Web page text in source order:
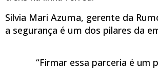
Silvia Mari Azuma, gerente da
a segurança é um dos pilares da
“Firmar essa parceria é um